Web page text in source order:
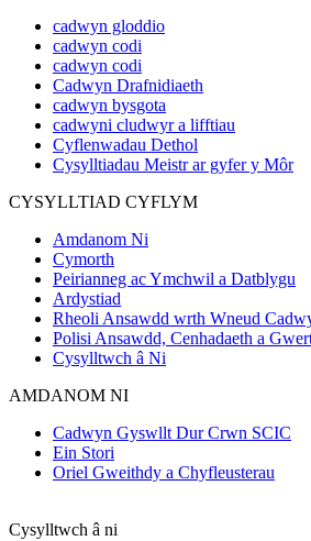
cadwyn gloddio
cadwyn codi
cadwyn codi
Cadwyn Drafnidiaeth
cadwyn bysgota
cadwyni cludwyr a lifftiau
Cyflenwadau Dethol
Cysylltiadau Meistr ar gyfer y Môr
CYSYLLTIAD CYFLYM
Amdanom Ni
Cymorth
Peirianneg ac Ymchwil a Datblygu
Ardystiad
Rheoli Ansawdd wrth Wneud
Polisi Ansawdd, Cenhadaeth a
Cysylltwch â Ni
AMDANOM NI
Cadwyn Gyswllt Dur Crwn SCIC
Ein Stori
Oriel Gweithdy a Chyfleusterau
Cysylltwch â ni